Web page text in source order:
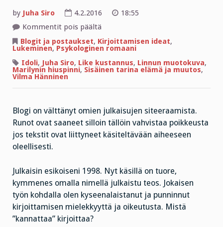
by Juha Siro 4.2.2016
18:55
Kommentit pois päältä
Idoli
tarkoittaa?
Blogit ja postaukset, Kirjoittamisen ideat,
Lukeminen, Psykologinen romaani
Idoli, Juha Siro, Like kustannus, Linnun muotokuva,
Marilynin hiuspinni, Sisäinen tarina elämä ja muutos,
Vilma Hänninen
Blogi on välttänyt omien julkaisujen siteeraamista.
Runot ovat saaneet silloin tällöin vahvistaa poikkeusta
jos tekstit ovat liittyneet käsiteltävään aiheeseen
oleellisesti.
Julkaisin esikoiseni 1998. Nyt käsillä on tuore,
kymmenes omalla nimellä julkaistu teos. Jokaisen
työn kohdalla olen kyseenalaistanut ja punninnut
kirjoittamisen mielekkyyttä ja oikeutusta. Mistä
”kannattaa” kirjoittaa?